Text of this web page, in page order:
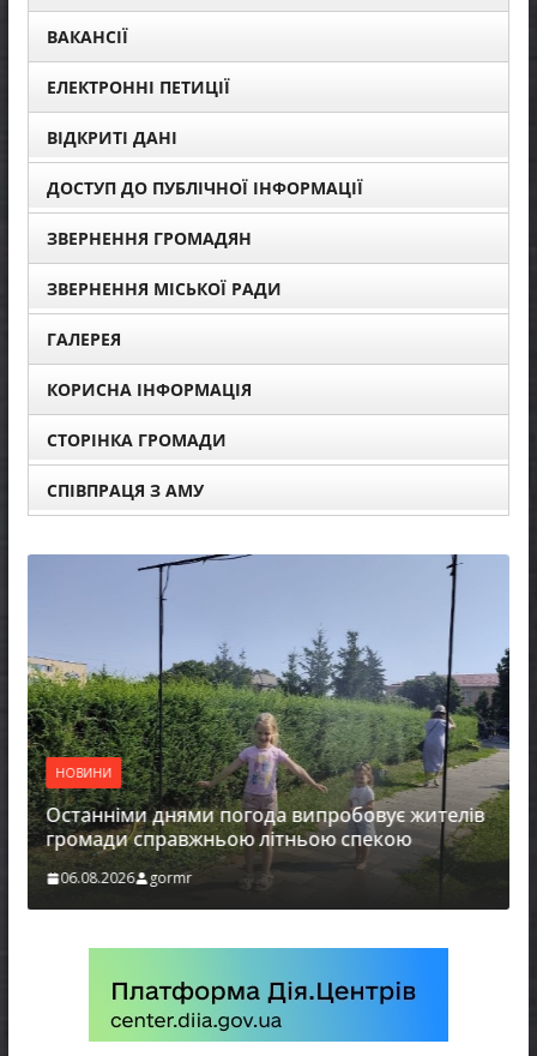
ВАКАНСІЇ
ЕЛЕКТРОННІ ПЕТИЦІЇ
ВІДКРИТІ ДАНІ
ДОСТУП ДО ПУБЛІЧНОЇ ІНФОРМАЦІЇ
ЗВЕРНЕННЯ ГРОМАДЯН
ЗВЕРНЕННЯ МІСЬКОЇ РАДИ
ГАЛЕРЕЯ
КОРИСНА ІНФОРМАЦІЯ
СТОРІНКА ГРОМАДИ
СПІВПРАЦЯ З АМУ
НОВИНИ
Останніми днями погода випробовує жителів
громади справжньою літньою спекою
06.08.2026 gormr